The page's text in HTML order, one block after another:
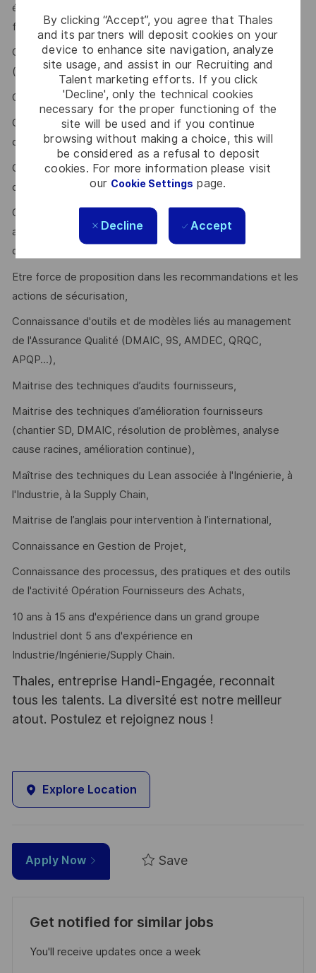
By clicking “Accept”, you agree that Thales
and its partners will deposit cookies on your
device to enhance site navigation, analyze
site usage, and assist in our Recruiting and
Talent marketing efforts. If you click
'Decline', only the technical cookies
necessary for the proper functioning of the
site will be used and if you continue
browsing without making a choice, this will
be considered as a refusal to deposit
cookies. For more information please visit
our Cookie Settings page.
Decline Accept
écoute, comportement) avec les équipes internes et les
fournisseurs,
Capacité à représenter Thales chez les fournisseurs
(opérationnel et direction),
Capacité à communiquer, leadership, influence,
Capacité à convaincre pour initialiser des actions
d'améliorations internes et chez les fournisseurs,
Capacité à animer des chantiers d'amélioration et le
déploiement de bonnes pratiques,
Culture du résultat avec des livrables qualité attendus (CR
audits, analyse matrice EGAPE, présentation PVet, chantier
d'amélioration qualité…),
Etre force de proposition dans les recommandations et les
actions de sécurisation,
Connaissance d'outils et de modèles liés au management
de l'Assurance Qualité (DMAIC, 9S, AMDEC, QRQC,
APQP...),
Maitrise des techniques d’audits fournisseurs,
Maitrise des techniques d’amélioration fournisseurs
(chantier SD, DMAIC, résolution de problèmes, analyse
cause racines, amélioration continue),
Maîtrise des techniques du Lean associée à l'Ingénierie, à
l'Industrie, à la Supply Chain,
Maitrise de l’anglais pour intervention à l’international,
Connaissance en Gestion de Projet,
Connaissance des processus, des pratiques et des outils
de l'activité Opération Fournisseurs des Achats,
10 ans à 15 ans d'expérience dans un grand groupe
Industriel dont 5 ans d'expérience en
Industrie/Ingénierie/Supply Chain.
Thales, entreprise Handi-Engagée, reconnait
tous les talents. La diversité est notre meilleur
atout. Postulez et rejoignez nous !
Explore Location
Apply Now Save
Get notified for similar jobs
You'll receive updates once a week